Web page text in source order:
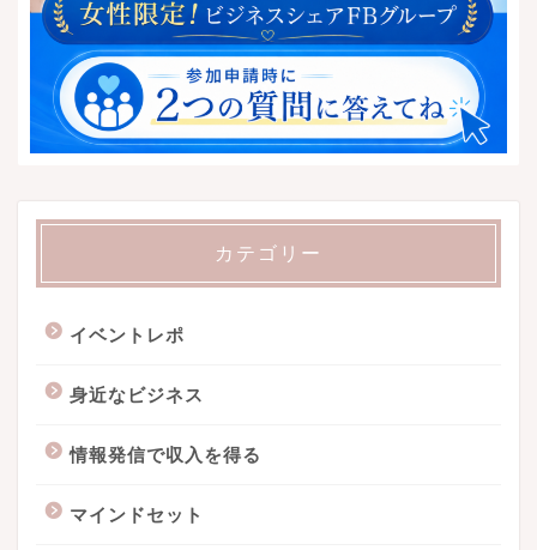
カテゴリー
イベントレポ
身近なビジネス
情報発信で収入を得る
マインドセット